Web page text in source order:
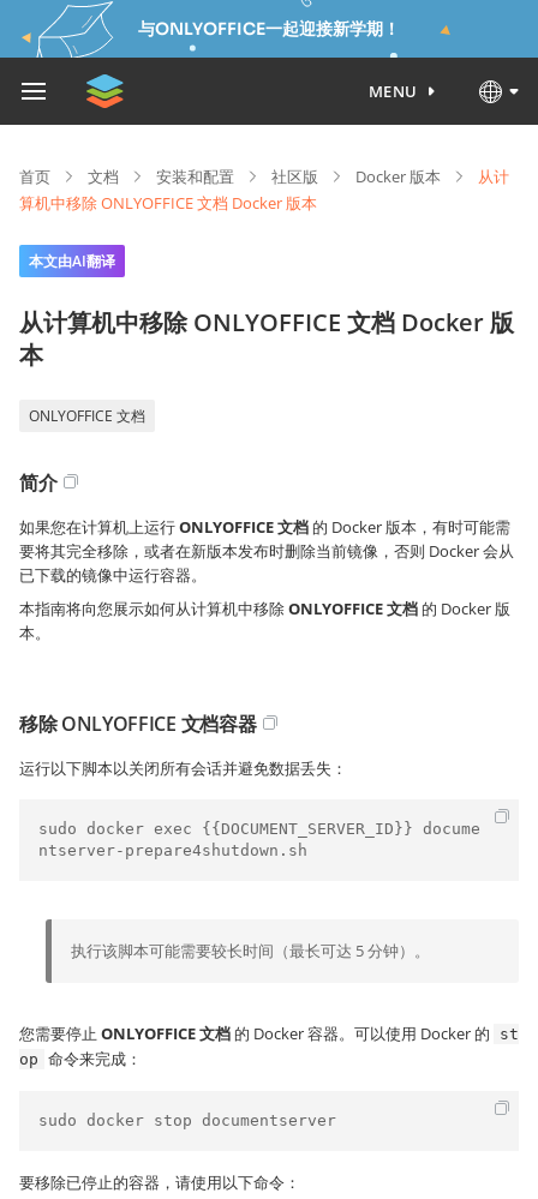
与ONLYOFFICE一起迎接新学期！
MENU
首页 文档 安装和配置 社区版 Docker 版本
从计
算机中移除 ONLYOFFICE 文档 Docker 版本
本文由AI翻译
从计算机中移除 ONLYOFFICE 文档 Docker 版
本
ONLYOFFICE 文档
简介
如果您在计算机上运行ONLYOFFICE 文档 的 Docker 版本，有时可能需
要将其完全移除，或者在新版本发布时删除当前镜像，否则 Docker 会从
已下载的镜像中运行容器。
本指南将向您展示如何从计算机中移除ONLYOFFICE 文档 的 Docker 版
本。
移除 ONLYOFFICE 文档容器
运行以下脚本以关闭所有会话并避免数据丢失：
sudo docker exec {{DOCUMENT_SERVER_ID}} docume
ntserver-prepare4shutdown.sh
执行该脚本可能需要较长时间（最长可达 5 分钟）。
您需要停止 ONLYOFFICE 文档 的 Docker 容器。可以使用 Docker 的
st
op 命令来完成：
sudo docker stop documentserver
要移除已停止的容器，请使用以下命令：